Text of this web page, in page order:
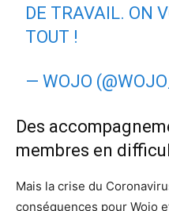
DE TRAVAIL. ON
TOUT !
— WOJO
Des
membres en
Mais la crise du
conséquences pour Wojo